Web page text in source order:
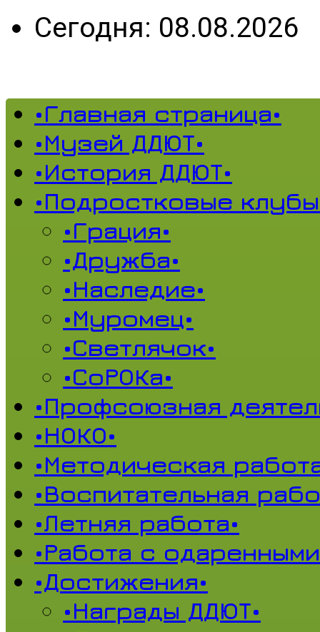
Сегодня: 08.08.2026
•Главная страница•
•Музей ДДЮТ•
•История ДДЮТ•
•Подростковые
•Грация•
•Дружба•
•Наследие•
•Муромец•
•Светлячок•
•СоРОКа•
•Профсоюзная
•НОКО•
•Методическая
•Воспитательная
•Летняя работа•
•Работа с
•Достижения•
•Награды ДДЮТ•